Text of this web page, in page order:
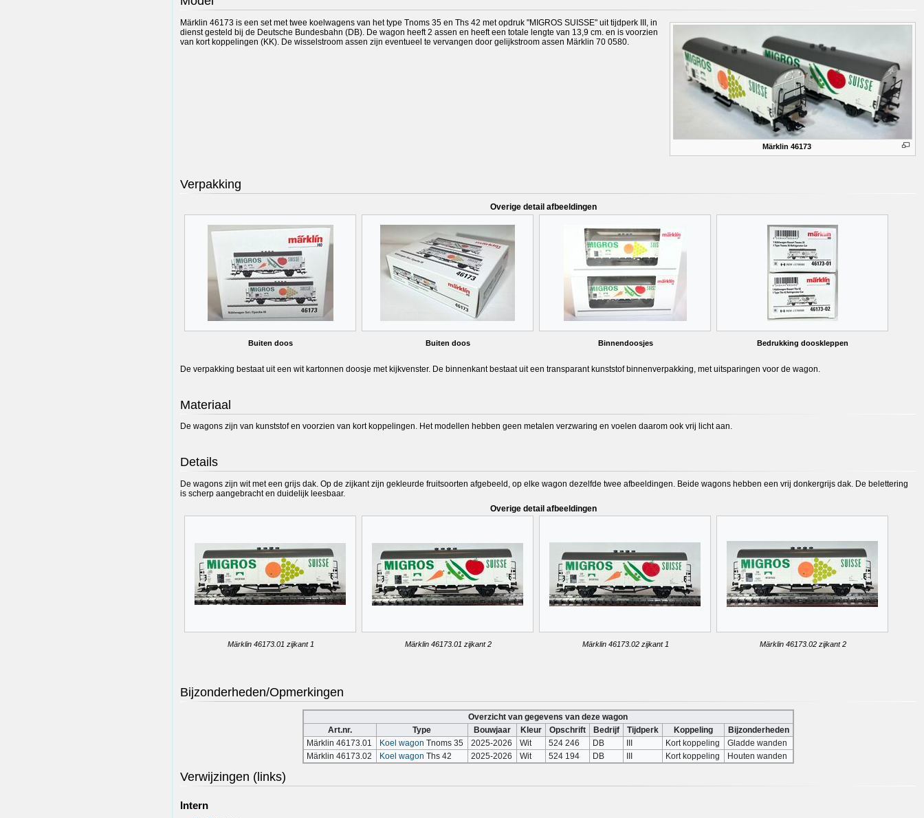
Märklin 46173
Märklin 46173 is een set met twee koelwagens van het type Tnoms 35 en Ths 42 met opdruk "MIGROS SUISSE" uit tijdperk III, in
dienst gesteld bij de Deutsche Bundesbahn (DB). De wagon heeft 2 assen en heeft een totale lengte van 13,9 cm. en is voorzien
van kort koppelingen (KK). De wisselstroom assen zijn eventueel te vervangen door gelijkstroom assen Märklin 70 0580.
Verpakking
Overige detail afbeeldingen
Buiten doos Buiten doos Binnendoosjes Bedrukking dooskleppen
De verpakking bestaat uit een wit kartonnen doosje met kijkvenster. De binnenkant bestaat uit een transparant kunststof binnenverpakking, met uitsparingen voor de wagon.
Materiaal
De wagons zijn van kunststof en voorzien van kort koppelingen. Het modellen hebben geen metalen verzwaring en voelen daarom ook vrij licht aan.
Details
De wagons zijn wit met een grijs dak. Op de zijkant zijn gekleurde fruitsoorten afgebeeld, op elke wagon dezelfde twee afbeeldingen. Beide wagons hebben een vrij donkergrijs dak. De belettering
is scherp aangebracht en duidelijk leesbaar.
Overige detail afbeeldingen
Märklin 46173.01 zijkant 1 Märklin 46173.01 zijkant 2 Märklin 46173.02 zijkant 1 Märklin 46173.02 zijkant 2
Bijzonderheden/Opmerkingen
Overzicht van gegevens van deze wagon
Art.nr.
Type Bouwjaar Kleur Opschrift Bedrijf Tijdperk Koppeling
Bijzonderheden
Märklin 46173.01
Koel wagon Tnoms 35 2025-2026 Wit 524 246 DB Kort koppeling
Gladde wanden
Märklin 46173.02
Koel wagon Ths 42 2025-2026 Wit 524 194 DB Kort koppeling Houten wanden
Verwijzingen (links)
Intern